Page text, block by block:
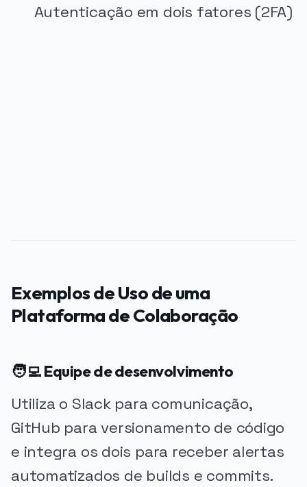
Autenticação em dois fatores (2FA)
Exemplos de Uso de uma
Plataforma de Colaboração
🧑‍💻 Equipe de desenvolvimento
Utiliza o Slack para comunicação,
GitHub para versionamento de código
e integra os dois para receber alertas
automatizados de builds e commits.